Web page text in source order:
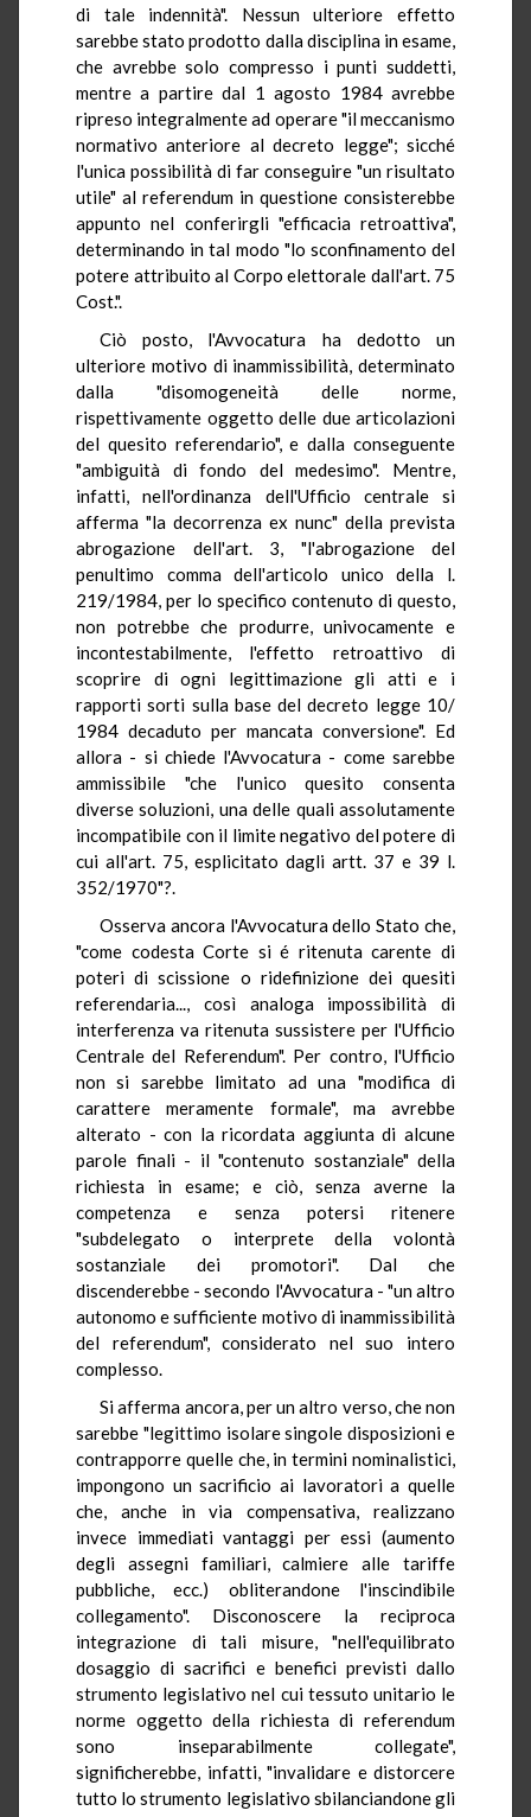
di tale indennità". Nessun ulteriore effetto
sarebbe stato prodotto dalla disciplina in esame,
che avrebbe solo compresso i punti suddetti,
mentre a partire dal 1 agosto 1984 avrebbe
ripreso integralmente ad operare "il meccanismo
normativo anteriore al decreto legge"; sicché
l'unica possibilità di far conseguire "un risultato
utile" al referendum in questione consisterebbe
appunto nel conferirgli "efficacia retroattiva",
determinando in tal modo "lo sconfinamento del
potere attribuito al Corpo elettorale dall'art. 75
Cost.".
Ciò posto, l'Avvocatura ha dedotto un
ulteriore motivo di inammissibilità, determinato
dalla "disomogeneità delle norme,
rispettivamente oggetto delle due articolazioni
del quesito referendario", e dalla conseguente
"ambiguità di fondo del medesimo". Mentre,
infatti, nell'ordinanza dell'Ufficio centrale si
afferma "la decorrenza ex nunc" della prevista
abrogazione dell'art. 3, "l'abrogazione del
penultimo comma dell'articolo unico della l.
219/1984, per lo specifico contenuto di questo,
non potrebbe che produrre, univocamente e
incontestabilmente, l'effetto retroattivo di
scoprire di ogni legittimazione gli atti e i
rapporti sorti sulla base del decreto legge 10/
1984 decaduto per mancata conversione". Ed
allora - si chiede l'Avvocatura - come sarebbe
ammissibile "che l'unico quesito consenta
diverse soluzioni, una delle quali assolutamente
incompatibile con il limite negativo del potere di
cui all'art. 75, esplicitato dagli artt. 37 e 39 l.
352/1970"?.
Osserva ancora l'Avvocatura dello Stato che,
"come codesta Corte si é ritenuta carente di
poteri di scissione o ridefinizione dei quesiti
referendaria..., così analoga impossibilità di
interferenza va ritenuta sussistere per l'Ufficio
Centrale del Referendum". Per contro, l'Ufficio
non si sarebbe limitato ad una "modifica di
carattere meramente formale", ma avrebbe
alterato - con la ricordata aggiunta di alcune
parole finali - il "contenuto sostanziale" della
richiesta in esame; e ciò, senza averne la
competenza e senza potersi ritenere
"subdelegato o interprete della volontà
sostanziale dei promotori". Dal che
discenderebbe - secondo l'Avvocatura - "un altro
autonomo e sufficiente motivo di inammissibilità
del referendum", considerato nel suo intero
complesso.
Si afferma ancora, per un altro verso, che non
sarebbe "legittimo isolare singole disposizioni e
contrapporre quelle che, in termini nominalistici,
impongono un sacrificio ai lavoratori a quelle
che, anche in via compensativa, realizzano
invece immediati vantaggi per essi (aumento
degli assegni familiari, calmiere alle tariffe
pubbliche, ecc.) obliterandone l'inscindibile
collegamento". Disconoscere la reciproca
integrazione di tali misure, "nell'equilibrato
dosaggio di sacrifici e benefici previsti dallo
strumento legislativo nel cui tessuto unitario le
norme oggetto della richiesta di referendum
sono inseparabilmente collegate",
significherebbe, infatti, "invalidare e distorcere
tutto lo strumento legislativo sbilanciandone gli